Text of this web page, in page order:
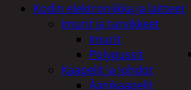
Kodin elektroniikka ja laitteet
Imurit ja tarvikkeet
Imurit
Pölypussit
Kaapelit ja johdot
Äänikaapelit